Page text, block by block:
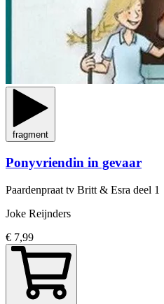
fragment
Ponyvriendin in gevaar
Paardenpraat tv Britt & Esra deel 1
Joke Reijnders
€ 7,99